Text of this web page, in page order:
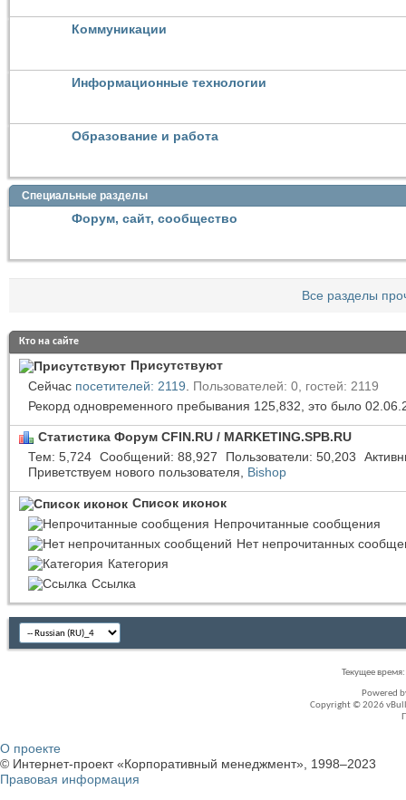
Коммуникации
Информационные технологии
Образование и работа
Специальные разделы
Форум, сайт, сообщество
Все разделы
Кто на сайте
Присутствуют
Сейчас посетителей: 2119
Пользователей: 0, гостей: 2119
Рекорд одновременного пребывания 125,832, это было
Статистика Форум CFIN.RU / MARKETING.SPB.RU
Тем 5,724 Сообщений 88,927 Пользователи 50,203
Приветствуем нового пользователя, Bishop
Список иконок
Непрочитанные сообщения
Нет непрочитанных
Категория
Ссылка
Текущее время:
Powered
Copyright © 2026
О проекте
© Интернет-проект «Корпоративный менеджмент», 1998–2023
Правовая информация